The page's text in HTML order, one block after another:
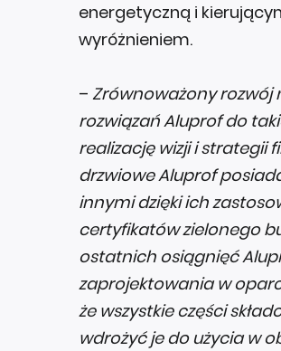
energetyczną i
wyróżnieniem.
– Zrównoważony rozwój
rozwiązań Aluprof do
realizację wizji i strategii
drzwiowe Aluprof
innymi dzięki ich
certyfikatów zielonego
ostatnich osiągnięć
zaprojektowania w
że wszystkie części
wdrożyć je do użycia w